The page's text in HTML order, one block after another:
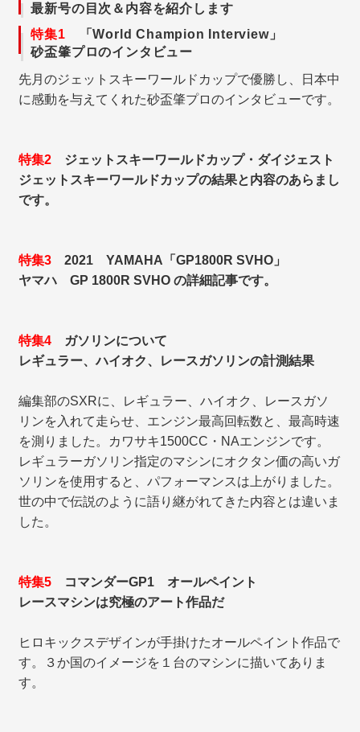
最新号の目次＆内容を紹介します
特集1
「World Champion Interview」
砂盃肇プロのインタビュー
先月のジェットスキーワールドカップで優勝し、日本中
に感動を与えてくれた砂盃肇プロのインタビューです。
特集2 ジェットスキーワールドカップ・ダイジェスト
ジェットスキーワールドカップの結果と内容のあらまし
です。
特集3
2021 YAMAHA「GP1800R SVHO」
ヤマハ GP 1800R SVHO の詳細記事です。
特集4
ガソリンについて
レギュラー、ハイオク、レースガソリンの計測結果
編集部のSXRに、レギュラー、ハイオク、レースガソ
リンを入れて走らせ、エンジン最高回転数と、最高時速
を測りました。カワサキ1500CC・NAエンジンです。
レギュラーガソリン指定のマシンにオクタン価の高いガ
ソリンを使用すると、パフォーマンスは上がりました。
世の中で伝説のように語り継がれてきた内容とは違いま
した。
特集5
コマンダーGP1 オールペイント
レースマシンは究極のアート作品だ
ヒロキックスデザインが手掛けたオールペイント作品で
す。３か国のイメージを１台のマシンに描いてありま
す。